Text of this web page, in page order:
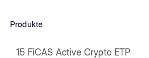
Produkte
15 FiCAS Active Crypto ETP